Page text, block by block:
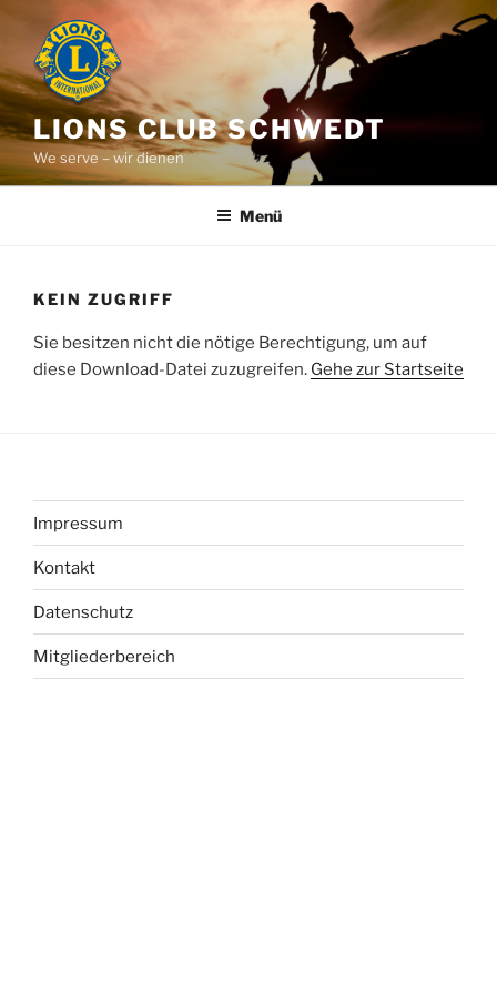
springen
LIONS CLUB SCHWEDT
We serve – wir dienen
Menü
KEIN ZUGRIFF
Sie besitzen nicht die nötige Berechtigung, um auf
diese Download-Datei zuzugreifen. Gehe zur Startseite
Impressum
Kontakt
Datenschutz
Mitgliederbereich